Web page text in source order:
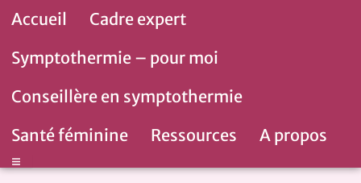
Aller
contenu
Accueil
Cadre expert
Symptothermie – pour moi
Conseillère en symptothermie
Santé féminine
Ressources A propos
Hamburger Toggle Menu